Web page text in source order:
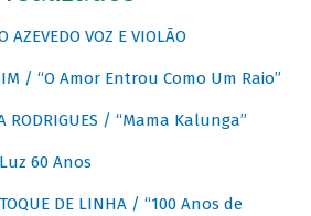
AZEVEDO VOZ E VIOLÃO
/ “O Amor Entrou Como Um Raio”
RODRIGUES / “Mama Kalunga”
60 Anos
DE LINHA / “100 Anos de